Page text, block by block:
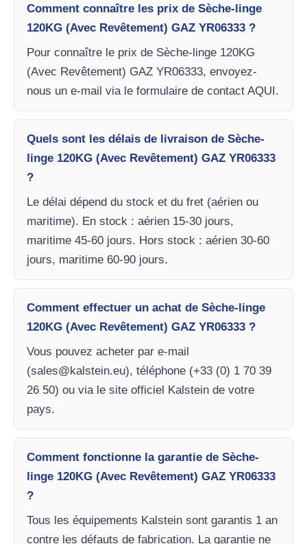
Comment connaître les prix de Sèche-linge
120KG (Avec Revêtement) GAZ YR06333 ?
Pour connaître le prix de Sèche-linge 120KG
(Avec Revêtement) GAZ YR06333, envoyez-
nous un e-mail via le formulaire de contact AQUI.
Quels sont les délais de livraison de Sèche-
linge 120KG (Avec Revêtement) GAZ YR06333
?
Le délai dépend du stock et du fret (aérien ou
maritime). En stock : aérien 15-30 jours,
maritime 45-60 jours. Hors stock : aérien 30-60
jours, maritime 60-90 jours.
Comment effectuer un achat de Sèche-linge
120KG (Avec Revêtement) GAZ YR06333 ?
Vous pouvez acheter par e-mail
(sales@kalstein.eu), téléphone (+33 (0) 1 70 39
26 50) ou via le site officiel Kalstein de votre
pays.
Comment fonctionne la garantie de Sèche-
linge 120KG (Avec Revêtement) GAZ YR06333
?
Tous les équipements Kalstein sont garantis 1 an
contre les défauts de fabrication. La garantie ne